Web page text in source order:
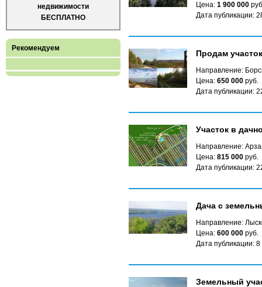
недвижимости
БЕСПЛАТНО
Рекомендуем
Цена: 1 900 000
Дата публикации:
Продам
Направление:
Цена: 650 000 руб.
Дата публикации:
Участок в
Направление:
Цена: 815 000 руб.
Дата публикации:
Дача с
Направление:
Цена: 600 000 руб.
Дата публикации:
Земельный